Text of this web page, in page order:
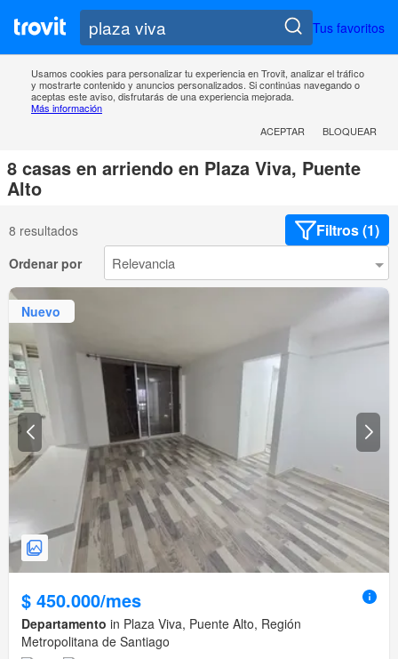
Tus favoritos
Usamos cookies para personalizar tu experiencia en Trovit, analizar el tráfico
y mostrarte contenido y anuncios personalizados. Si continúas navegando o
aceptas este aviso, disfrutarás de una experiencia mejorada.
Más información
ACEPTAR
BLOQUEAR
8 casas en arriendo en Plaza Viva, Puente
Alto
8 resultados Filtros (1)
Ordenar por
Nuevo
$ 450.000/mes
Departamento in Plaza Viva, Puente Alto, Región
Metropolitana de Santiago